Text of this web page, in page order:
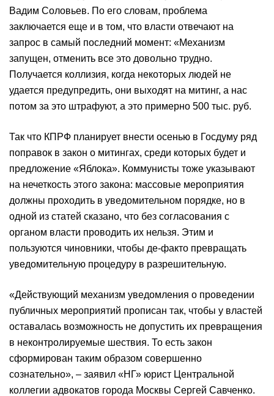
Вадим Соловьев. По его словам, проблема
заключается еще и в том, что власти отвечают на
запрос в самый последний момент: «Механизм
запущен, отменить все это довольно трудно.
Получается коллизия, когда некоторых людей не
удается предупредить, они выходят на митинг, а нас
потом за это штрафуют, а это примерно 500 тыс. руб.
Так что КПРФ планирует внести осенью в Госдуму ряд
поправок в закон о митингах, среди которых будет и
предложение «Яблока». Коммунисты тоже указывают
на нечеткость этого закона: массовые мероприятия
должны проходить в уведомительном порядке, но в
одной из статей сказано, что без согласования с
органом власти проводить их нельзя. Этим и
пользуются чиновники, чтобы де-факто превращать
уведомительную процедуру в разрешительную.
«Действующий механизм уведомления о проведении
публичных мероприятий прописан так, чтобы у властей
оставалась возможность не допустить их превращения
в неконтролируемые шествия. То есть закон
сформирован таким образом совершенно
сознательно», – заявил «НГ» юрист Центральной
коллегии адвокатов города Москвы Сергей Савченко.